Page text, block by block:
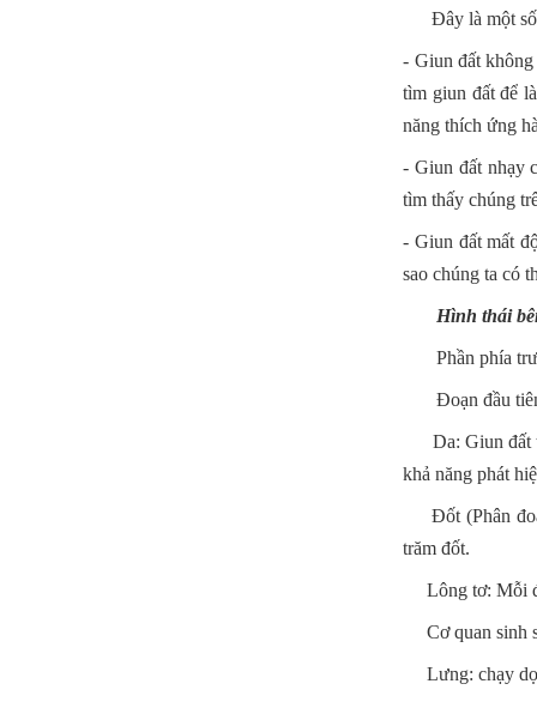
Đây là một số
- Giun đất
tìm giun đất để
năng thích ứng
- Giun đất nhạy
tìm thấy chúng
- Giun đất mất
sao chúng ta có
Hình thái bên
Phần phía
Đoạn đầu tiên
Da: Giun đất
khả năng phát
Đốt (Phân
trăm đốt.
Lông tơ: Mỗi
Cơ quan sinh
Lưng: chạy